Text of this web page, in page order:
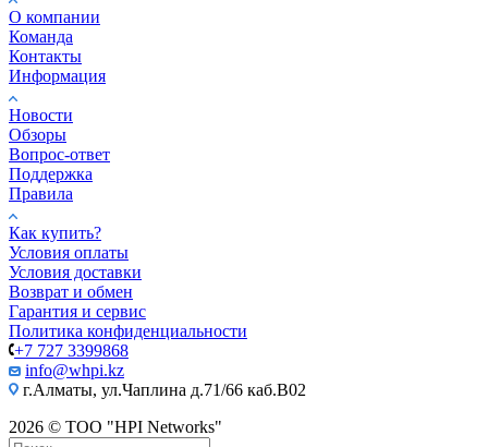
О компании
Команда
Контакты
Информация
Новости
Обзоры
Вопрос-ответ
Поддержка
Правила
Как купить?
Условия оплаты
Условия доставки
Возврат и обмен
Гарантия и сервис
Политика конфиденциальности
+7 727 3399868
info@whpi.kz
г.Алматы, ул.Чаплина д.71/66 каб.B02
2026 © ТОО "HPI Networks"